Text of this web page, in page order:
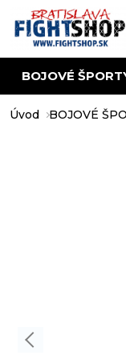
BOJOVÉ
Úvod BOJOVÉ